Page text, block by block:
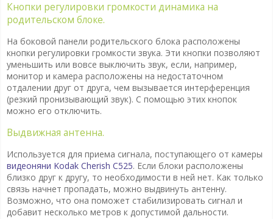
Кнопки регулировки громкости динамика на
родительском блоке.
На боковой панели родительского блока расположены
кнопки регулировки громкости звука. Эти кнопки позволяют
уменьшить или вовсе выключить звук, если, например,
монитор и камера расположены на недостаточном
отдалении друг от друга, чем вызывается интерференция
(резкий пронизывающий звук). С помощью этих кнопок
можно его отключить.
Выдвижная антенна.
Используется для приема сигнала, поступающего от камеры
видеоняни Kodak Cherish C525. Если блоки расположены
близко друг к другу, то необходимости в ней нет. Как только
связь начнет пропадать, можно выдвинуть антенну.
Возможно, что она поможет стабилизировать сигнал и
добавит несколько метров к допустимой дальности.